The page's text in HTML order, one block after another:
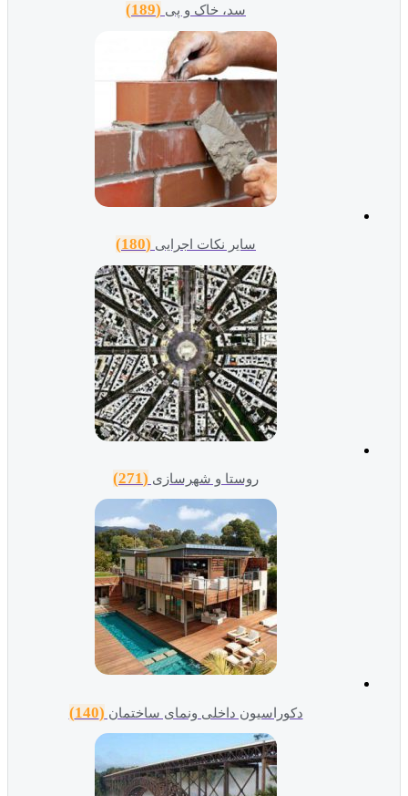
سد، خاک و پی (189)
سایر نکات اجرایی (180)
روستا و شهرسازی (271)
دکوراسیون داخلی ونمای ساختمان (140)